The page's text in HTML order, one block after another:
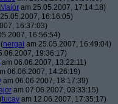
Major am 25.05.2007, 17:14:18)
16:16:05)
16:37:03)
16:56:54)
(nergal am 25.05.2007, 16:49:04)
19:36:17)
am 06.06.2007, 13:22:11)
06.06.2007, 14:26:19)
am 06.06.2007, 18:17:39)
am 07.06.2007, 03:33:15)
(tucay am 12.06.2007, 17:35:17)